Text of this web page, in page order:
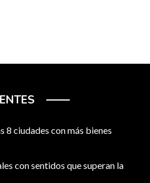
8 ciudades con más bienes
con sentidos que superan la